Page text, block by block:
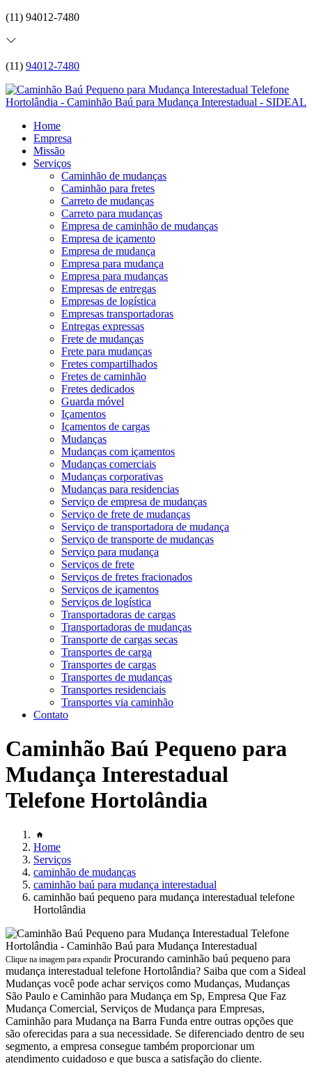
(11) 94012-7480
(11) 94012-7480
Home
Empresa
Missão
Serviços
Caminhão de mudanças
Caminhão para fretes
Carreto de mudanças
Carreto para mudanças
Empresa de caminhão de mudanças
Empresa de içamento
Empresa de mudança
Empresa para mudança
Empresa para mudanças
Empresas de entregas
Empresas de logística
Empresas transportadoras
Entregas expressas
Frete de mudanças
Frete para mudanças
Fretes compartilhados
Fretes de caminhão
Fretes dedicados
Guarda móvel
Içamentos
Içamentos de cargas
Mudanças
Mudanças com içamentos
Mudanças comerciais
Mudanças corporativas
Mudanças para residencias
Serviço de empresa de mudanças
Serviço de frete de mudanças
Serviço de transportadora de mudança
Serviço de transporte de mudanças
Serviço para mudança
Serviços de frete
Serviços de fretes fracionados
Serviços de içamentos
Serviços de logística
Transportadoras de cargas
Transportadoras de mudanças
Transporte de cargas secas
Transportes de carga
Transportes de cargas
Transportes de mudanças
Transportes residenciais
Transportes via caminhão
Contato
Caminhão Baú Pequeno para
Mudança Interestadual
Telefone Hortolândia
Home
Serviços
caminhão de mudanças
caminhão baú para mudança interestadual
caminhão baú pequeno para mudança interestadual telefone
Hortolândia
Clique na imagem para expandir Procurando caminhão baú pequeno para
mudança interestadual telefone Hortolândia? Saiba que com a Sideal
Mudanças você pode achar serviços como Mudanças, Mudanças
São Paulo e Caminhão para Mudança em Sp, Empresa Que Faz
Mudança Comercial, Serviços de Mudança para Empresas,
Caminhão para Mudança na Barra Funda entre outras opções que
são oferecidas para a sua necessidade. Se diferenciado dentro de seu
segmento, a empresa consegue também proporcionar um
atendimento cuidadoso e que busca a satisfação do cliente.